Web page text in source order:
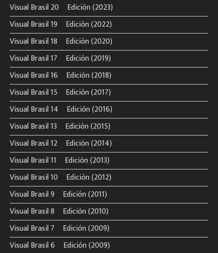
Visual Brasil 20º Edición (2023)
Visual Brasil 19º Edición (2022)
Visual Brasil 18º Edición (2020)
Visual Brasil 17º Edición (2019)
Visual Brasil 16º Edición (2018)
Visual Brasil 15º Edición (2017)
Visual Brasil 14º Edición (2016)
Visual Brasil 13º Edición (2015)
Visual Brasil 12º Edición (2014)
Visual Brasil 11º Edición (2013)
Visual Brasil 10º Edición (2012)
Visual Brasil 9º Edición (2011)
Visual Brasil 8º Edición (2010)
Visual Brasil 7º Edición (2009)
Visual Brasil 6º Edición (2009)